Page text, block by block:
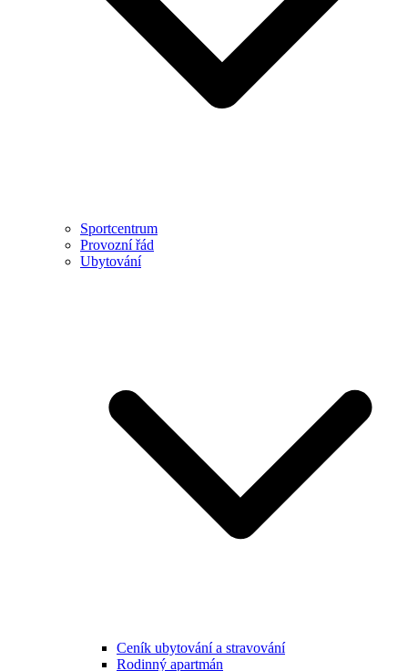
Sportcentrum
Provozní řád
Ubytování
Ceník ubytování a stravování
Rodinný apartmán